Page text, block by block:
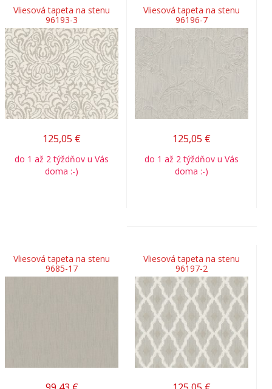
Vliesová tapeta na stenu
96193-3
125,05 €
do 1 až 2 týždňov u Vás
doma :-)
Vliesová tapeta na stenu
96196-7
125,05 €
do 1 až 2 týždňov u Vás
doma :-)
Vliesová tapeta na stenu
9685-17
Vliesová tapeta na stenu
96197-2